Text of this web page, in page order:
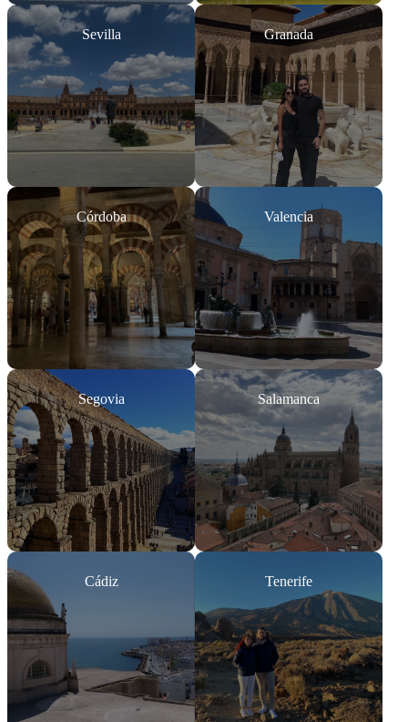
Sevilla Granada
Córdoba Valencia
Segovia Salamanca
Cádiz Tenerife